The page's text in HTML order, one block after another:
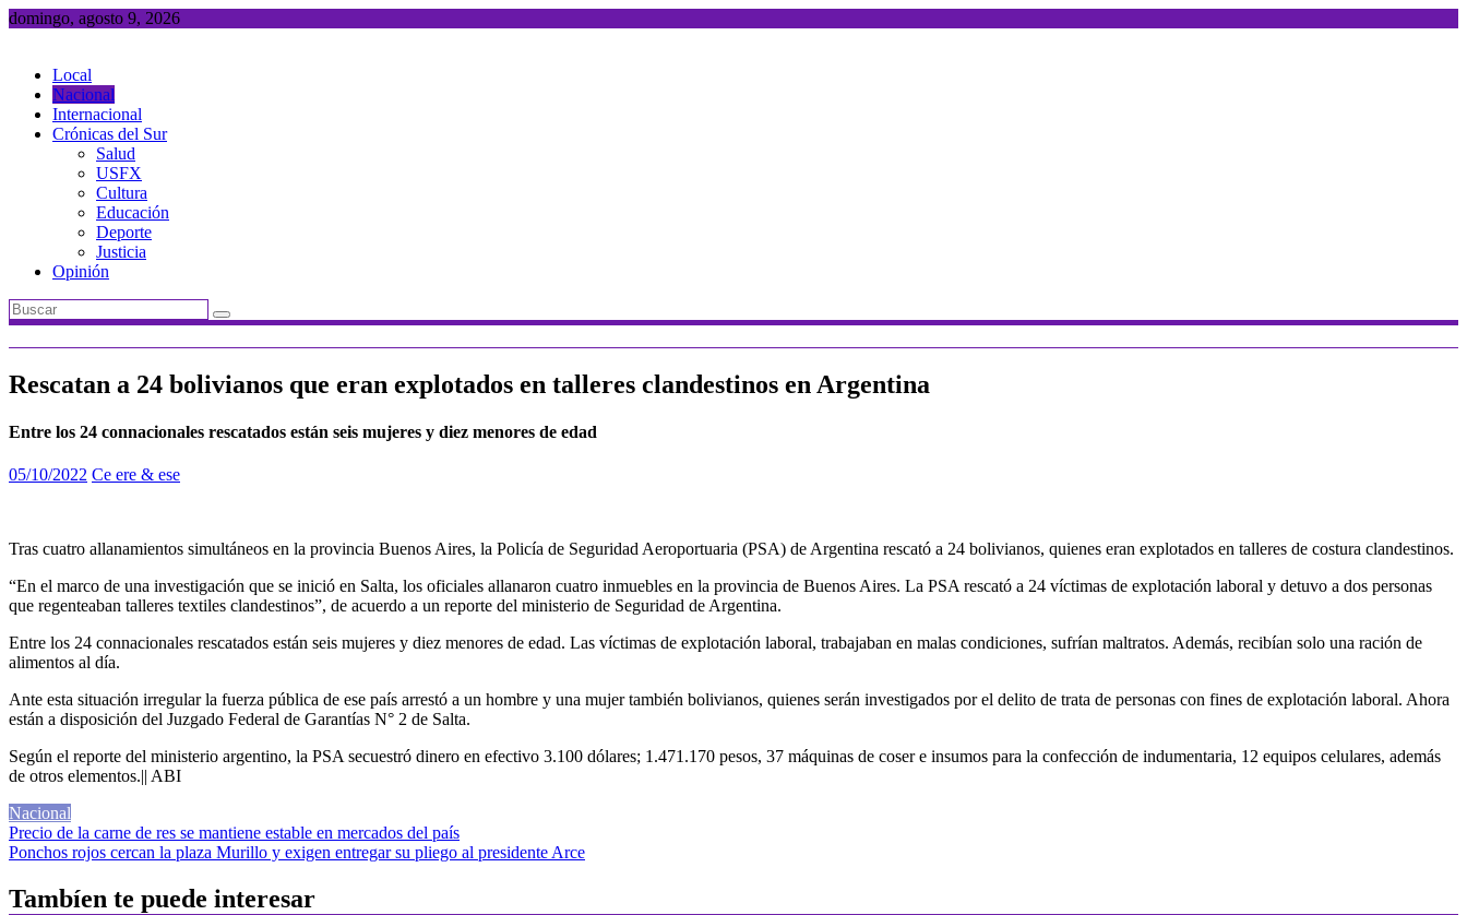
Saltar
domingo, agosto 9, 2026
Local
Nacional
Internacional
Crónicas del Sur
Salud
USFX
Cultura
Educación
Deporte
Justicia
Opinión
Rescatan a 24 bolivianos que eran explotados en talleres clandestinos en Argentina
Entre los 24 connacionales rescatados están seis mujeres y diez menores de edad
05/10/2022 Ce ere & ese
Tras cuatro allanamientos simultáneos en la provincia Buenos Aires, la Policía de Seguridad Aeroportuaria (PSA) de Argentina rescató a 24 bolivianos, quienes eran explotados en talleres de costura clandestinos.
“En el marco de una investigación que se inició en Salta, los oficiales allanaron cuatro inmuebles en la provincia de Buenos Aires. La PSA rescató a 24 víctimas de explotación laboral y detuvo a dos personas
que regenteaban talleres textiles clandestinos”, de acuerdo a un reporte del ministerio de Seguridad de Argentina.
Entre los 24 connacionales rescatados están seis mujeres y diez menores de edad. Las víctimas de explotación laboral, trabajaban en malas condiciones, sufrían maltratos. Además, recibían solo una ración de
alimentos al día.
Ante esta situación irregular la fuerza pública de ese país arrestó a un hombre y una mujer también bolivianos, quienes serán investigados por el delito de trata de personas con fines de explotación laboral. Ahora
están a disposición del Juzgado Federal de Garantías N° 2 de Salta.
Según el reporte del ministerio argentino, la PSA secuestró dinero en efectivo 3.100 dólares; 1.471.170 pesos, 37 máquinas de coser e insumos para la confección de indumentaria, 12 equipos celulares, además
de otros elementos.|| ABI
Nacional
Navegación
de
entradas
Precio de la carne de res se mantiene estable en mercados del país
Ponchos rojos cercan la plaza Murillo y exigen entregar su pliego al presidente Arce
Tambíen te puede interesar